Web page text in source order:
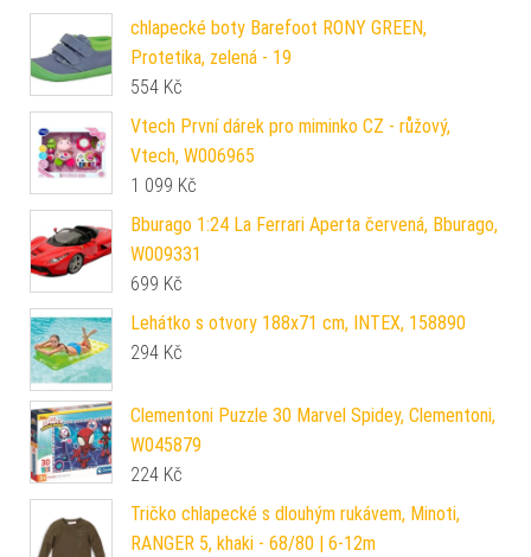
chlapecké boty Barefoot RONY GREEN,
Protetika, zelená - 19
554 Kč
Vtech První dárek pro miminko CZ - růžový,
Vtech, W006965
1 099 Kč
Bburago 1:24 La Ferrari Aperta červená, Bburago,
W009331
699 Kč
Lehátko s otvory 188x71 cm, INTEX, 158890
294 Kč
Clementoni Puzzle 30 Marvel Spidey, Clementoni,
W045879
224 Kč
Tričko chlapecké s dlouhým rukávem, Minoti,
RANGER 5, khaki - 68/80 | 6-12m